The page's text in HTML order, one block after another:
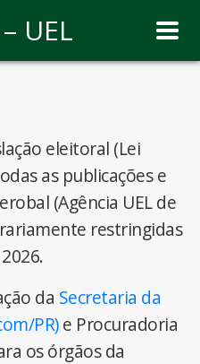
UEL
eleitoral (Lei
as publicações e
(Agência UEL de
restringidas
da Secretaria da
PR)e Procuradoria
os órgãos da